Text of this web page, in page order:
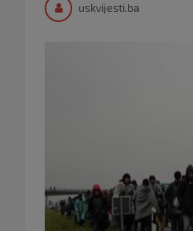
uskvijesti.ba